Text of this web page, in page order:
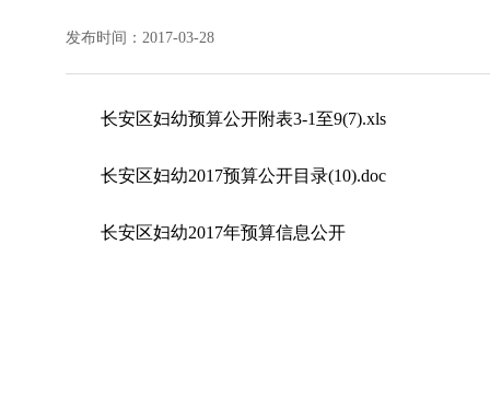
发布时间：2017-03-28
长安区妇幼预算公开附表3-1至9(7).xls
长安区妇幼2017预算公开目录(10).doc
长安区妇幼2017年预算信息公开